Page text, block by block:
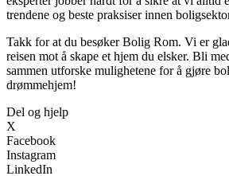
trendene og beste praksiser innen
Takk for at du besøker Bolig Rom. Vi er
reisen mot å skape et hjem du elsker. Bli
sammen utforske mulighetene for å gjøre
drømmehjem!
Del og hjelp
X
Facebook
Instagram
LinkedIn